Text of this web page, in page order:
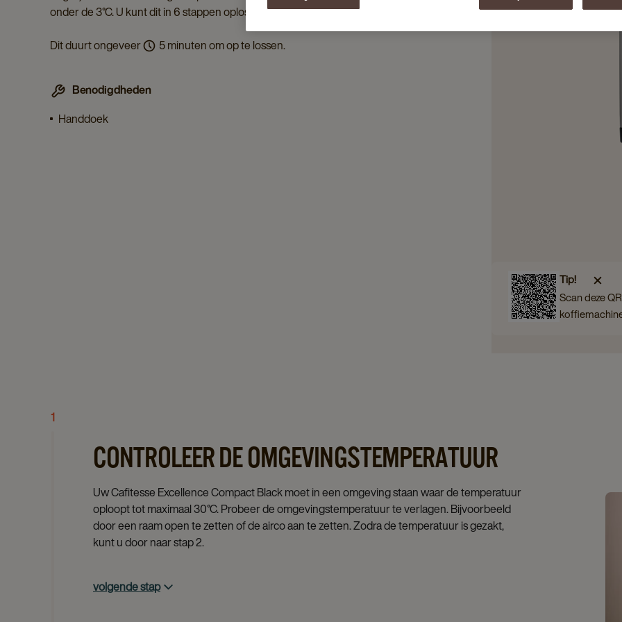
onder de 3°C. U kunt dit in 6 stappen oplossen.
Dit duurt ongeveer
5 minuten om op te lossen.
Benodigdheden
Handdoek
Tip!
Scan deze
1
CONTROLEER DE OMGEVINGSTEMPERATUUR
Uw Cafitesse Excellence Compact Black moet in een omgeving staan waar de temperatuur
oploopt tot maximaal 30°C. Probeer de omgevingstemperatuur te verlagen. Bijvoorbeeld
door een raam open te zetten of de airco aan te zetten. Zodra de temperatuur is gezakt,
kunt u door naar stap 2.
volgende stap